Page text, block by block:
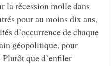
la récession molle dans
pour au moins dix ans,
d’occurrence de chaque
géopolitique, pour
que d’enfiler